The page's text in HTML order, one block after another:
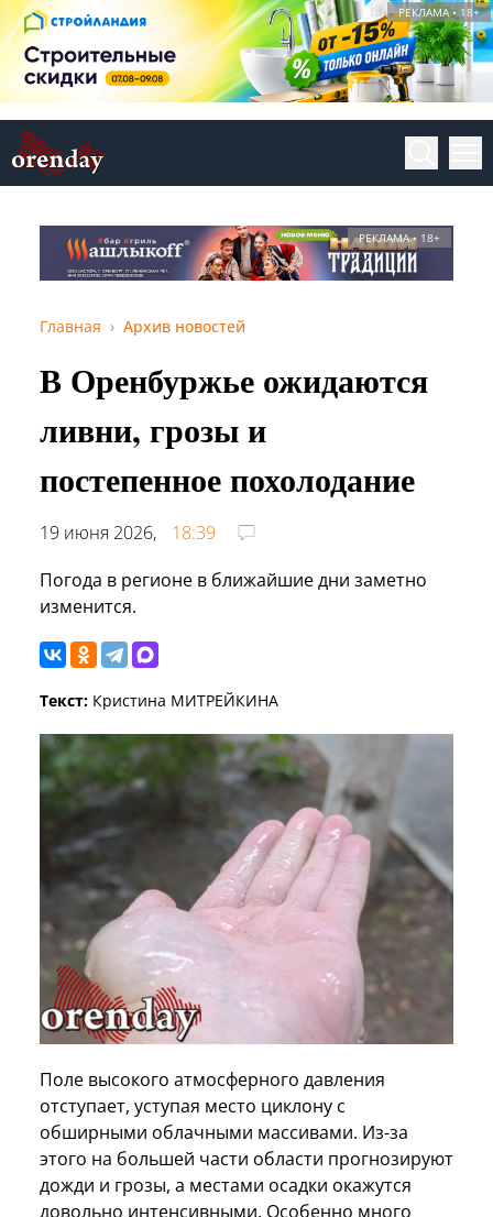
РЕКЛАМА • 18+
РЕКЛАМА • 18+
Главная Архив новостей
В Оренбуржье ожидаются
ливни, грозы и
постепенное похолодание
19 июня 2026,
18:39
Погода в регионе в ближайшие дни заметно
изменится.
Текст: Кристина МИТРЕЙКИНА
Поле высокого атмосферного давления
отступает, уступая место циклону с
обширными облачными массивами. Из-за
этого на большей части области прогнозируют
дожди и грозы, а местами осадки окажутся
довольно интенсивными. Особенно много